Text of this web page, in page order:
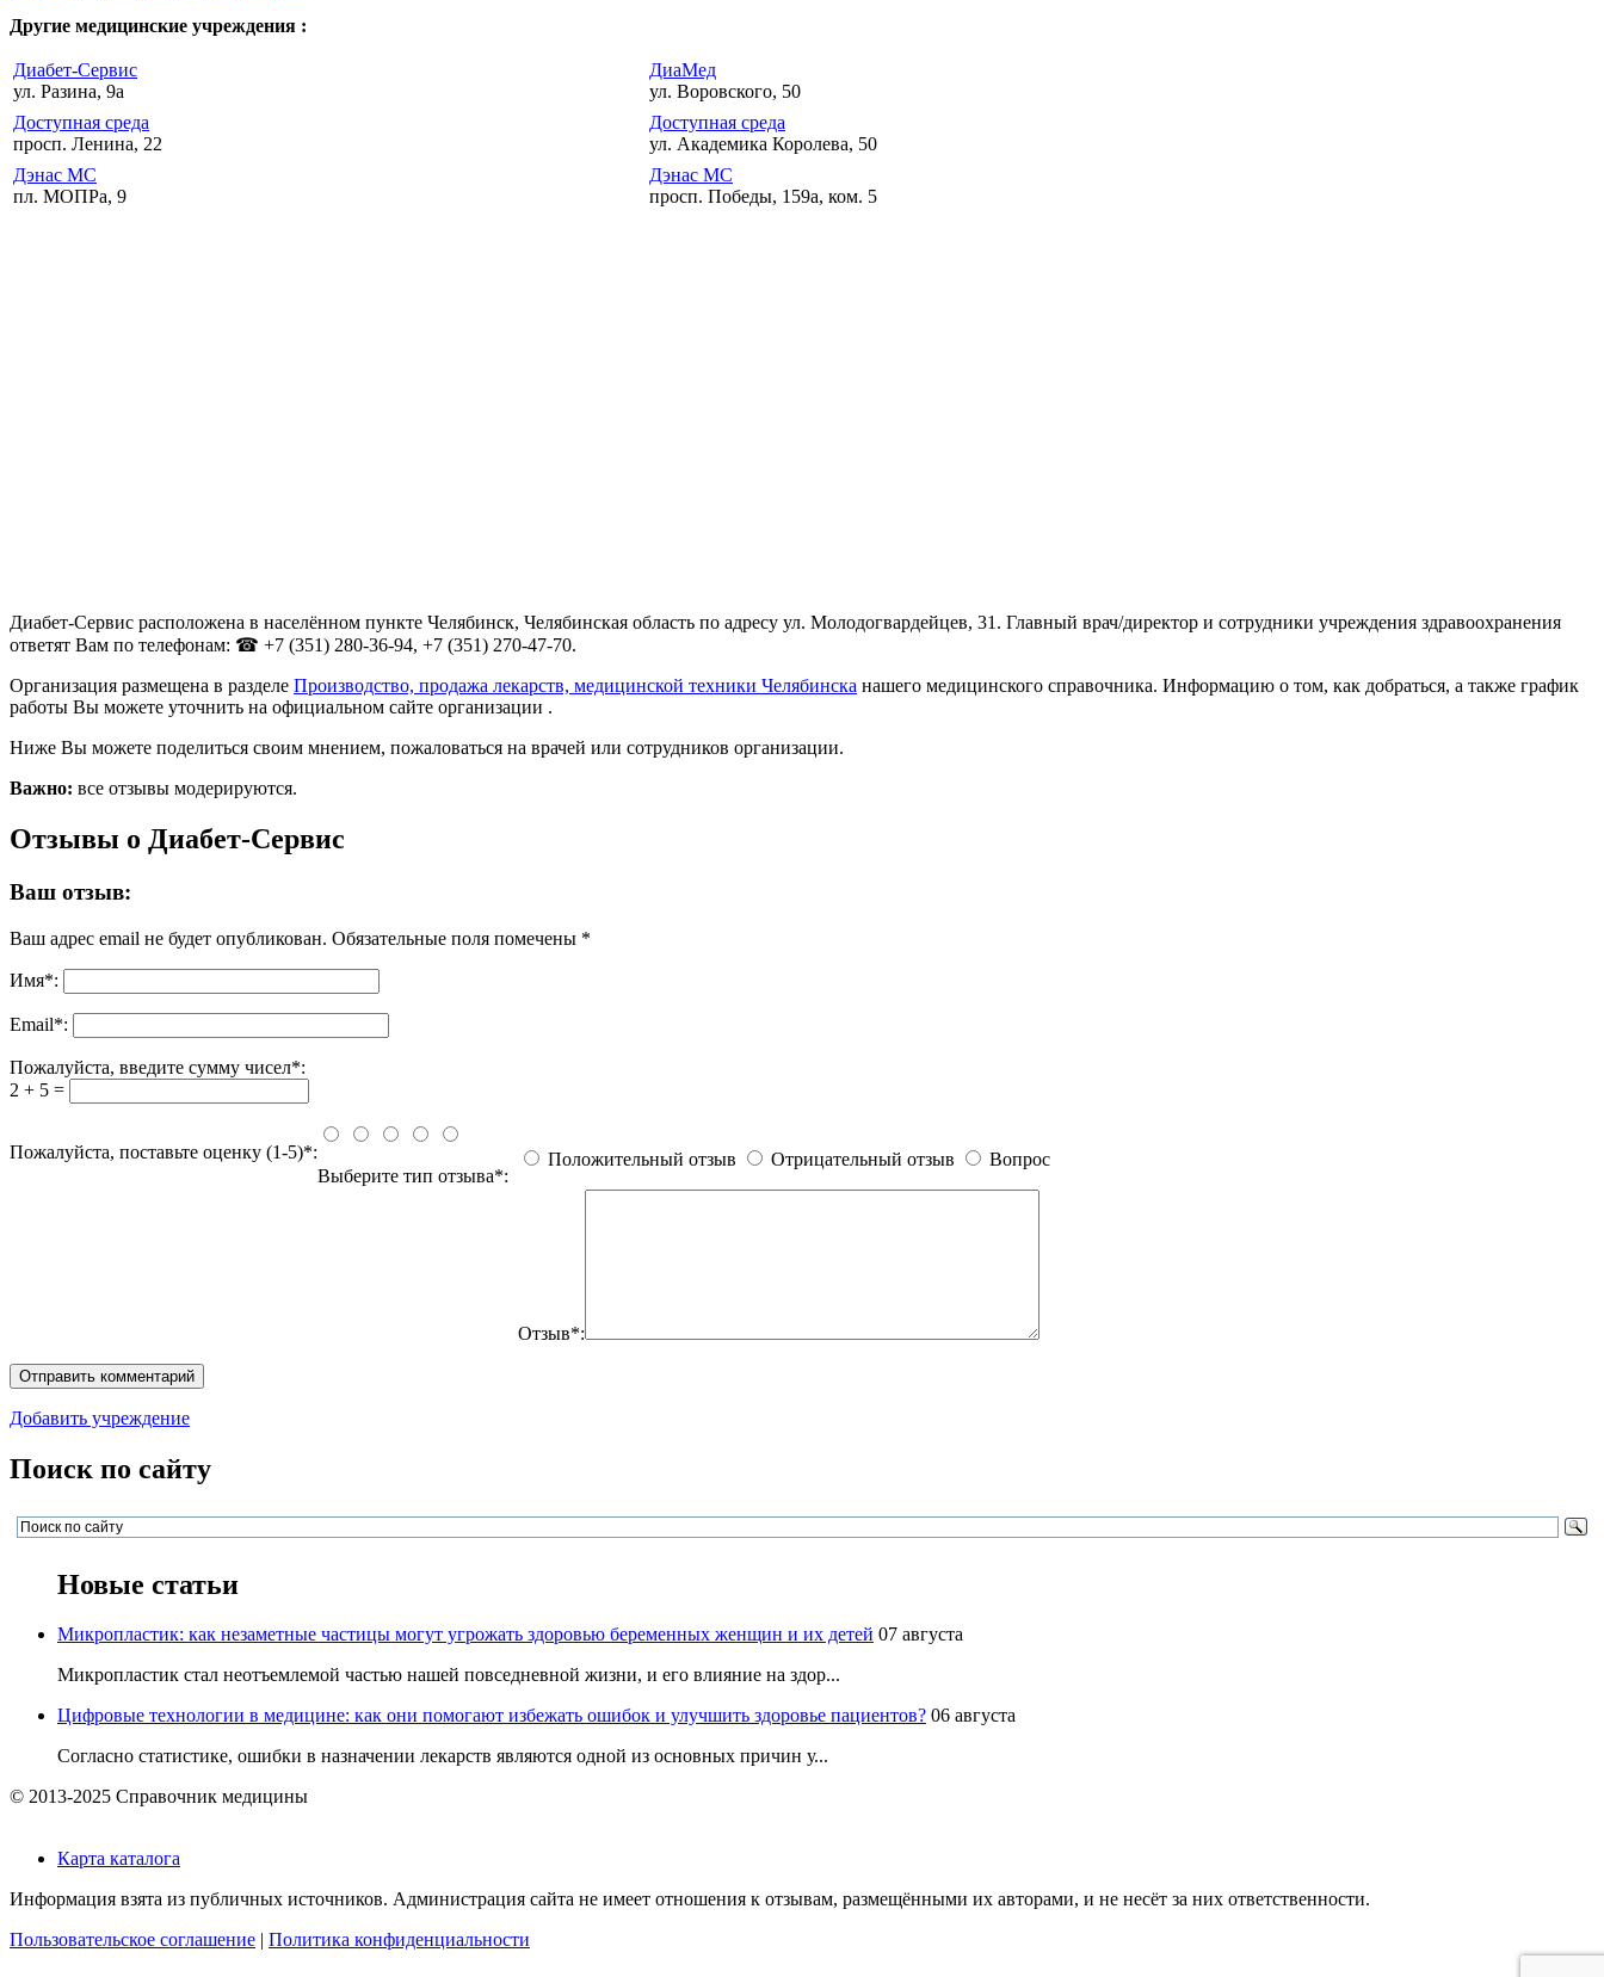
Другие медицинские учреждения :
Диабет-Сервис
ул. Разина, 9а
ДиаМед
ул. Воровского, 50
Доступная среда
просп. Ленина, 22
Доступная среда
ул. Академика Королева, 50
Дэнас МС
пл. МОПРа, 9
Дэнас МС
просп. Победы, 159а, ком. 5
Диабет-Сервис расположена в населённом пункте Челябинск, Челябинская область по адресу ул. Молодогвардейцев, 31. Главный врач/директор и сотрудники учреждения здравоохранения
ответят Вам по телефонам: ☎ +7 (351) 280-36-94, +7 (351) 270-47-70.
Организация размещена в разделе Производство, продажа лекарств, медицинской техники Челябинска нашего медицинского справочника. Информацию о том, как добраться, а также график
работы Вы можете уточнить на официальном сайте организации .
Ниже Вы можете поделиться своим мнением, пожаловаться на врачей или сотрудников организации.
Важно: все отзывы модерируются.
Отзывы о Диабет-Сервис
Ваш отзыв:
Ваш адрес email не будет опубликован. Обязательные поля помечены *
Имя*:
Email*:
Пожалуйста, введите сумму чисел*:
2 + 5 =
Пожалуйста, поставьте оценку (1-5)*:
Выберите тип отзыва*:
Положительный отзыв Отрицательный отзыв Вопрос
Отзыв*:
Добавить учреждение
Поиск по сайту
Новые статьи
Микропластик: как незаметные частицы могут угрожать здоровью беременных женщин и их детей 07 августа
Микропластик стал неотъемлемой частью нашей повседневной жизни, и его влияние на здор...
Цифровые технологии в медицине: как они помогают избежать ошибок и улучшить здоровье пациентов? 06 августа
Согласно статистике, ошибки в назначении лекарств являются одной из основных причин у...
© 2013-2025 Справочник медицины
Карта каталога
Информация взята из публичных источников. Администрация сайта не имеет отношения к отзывам, размещёнными их авторами, и не несёт за них ответственности.
Пользовательское соглашение
Политика конфиденциальности